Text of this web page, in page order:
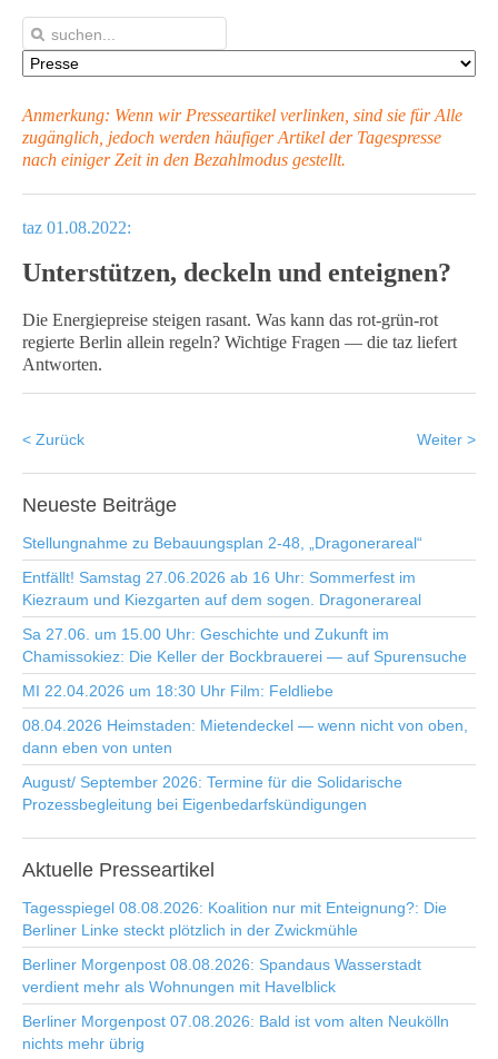
Anmerkung: Wenn wir Presseartikel verlinken, sind sie für Alle
zugänglich, jedoch werden häufiger Artikel der Tagespresse
nach einiger Zeit in den Bezahlmodus gestellt.
taz 01.08.2022:
Unterstützen, deckeln und enteignen?
Die Energiepreise steigen rasant. Was kann das rot-grün-rot
regierte Berlin allein regeln? Wichtige Fragen — die taz liefert
Antworten.
< Zurück Weiter >
Neueste Beiträge
Stellungnahme zu Bebauungsplan 2-48, „Dragonerareal“
Entfällt! Samstag 27.06.2026 ab 16 Uhr: Sommerfest im
Kiezraum und Kiezgarten auf dem sogen. Dragonerareal
Sa 27.06. um 15.00 Uhr: Geschichte und Zukunft im
Chamissokiez: Die Keller der Bockbrauerei — auf Spurensuche
MI 22.04.2026 um 18:30 Uhr Film: Feldliebe
08.04.2026 Heimstaden: Mietendeckel — wenn nicht von oben,
dann eben von unten
August/ September 2026: Termine für die Solidarische
Prozessbegleitung bei Eigenbedarfskündigungen
Aktuelle Presseartikel
Tagesspiegel 08.08.2026: Koalition nur mit Enteignung?: Die
Berliner Linke steckt plötzlich in der Zwickmühle
Berliner Morgenpost 08.08.2026: Spandaus Wasserstadt
verdient mehr als Wohnungen mit Havelblick
Berliner Morgenpost 07.08.2026: Bald ist vom alten Neukölln
nichts mehr übrig